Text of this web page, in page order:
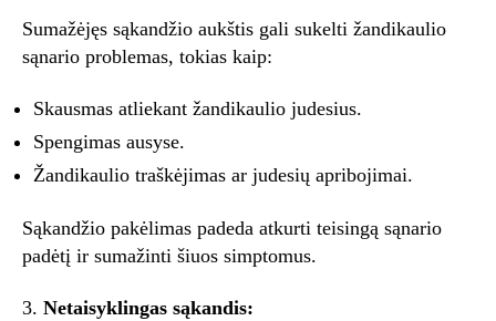
Sumažėjęs sąkandžio aukštis gali sukelti žandikaulio
sąnario problemas, tokias kaip:
Skausmas atliekant žandikaulio judesius.
Spengimas ausyse.
Žandikaulio traškėjimas ar judesių apribojimai.
Sąkandžio pakėlimas padeda atkurti teisingą sąnario
padėtį ir sumažinti šiuos simptomus.
3. Netaisyklingas sąkandis: